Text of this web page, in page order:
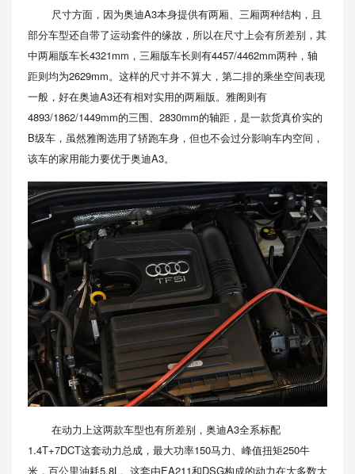
尺寸方面，因为奥迪A3本身提供有两厢、三厢两种结构，且
部分车型还自带了运动套件的缘故，所以在尺寸上会有所差别，其
中两厢版车长4321mm，三厢版车长则有4457/4462mm两种，轴
距则均为2629mm。这样的尺寸并不算大，第二排的乘坐空间表现
一般，好在奥迪A3还有相对实用的两厢版。雅阁则有
4893/1862/1449mm的三围、2830mm的轴距，是一款货真价实的
B级车，虽然雅阁选用了轿跑车身，但也不会过分影响车内空间，
该车的家用能力要优于奥迪A3。
在动力上这两款车型也有所差别，奥迪A3全系标配
1.4T+7DCT这套动力总成，最大功率150马力、峰值扭矩250牛
米，百公里油耗5.8L。这套由EA211和DSG构成的动力在大多数大